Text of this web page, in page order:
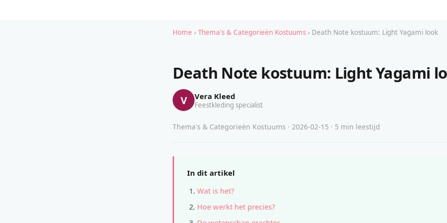
Home › Thema's & Categorieën Kostuums › Death Note kostuum: Light Yagami look
Death Note kostuum: Light Yagami
V Vera Kleed
Feestkleding specialist
Thema's & Categorieën Kostuums · 2026-02-15 · 5 min leestijd
In dit artikel
Wat is het?
Hoe werkt het precies?